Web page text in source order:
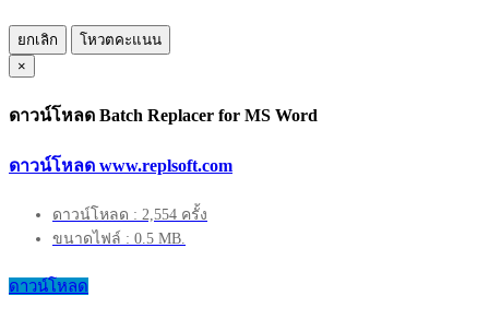
ยกเลิก
โหวตคะแนน
×
ดาวน์โหลด Batch Replacer for MS Word
ดาวน์โหลด www.replsoft.com
ดาวน์โหลด : 2,554 ครั้ง
ขนาดไฟล์ : 0.5 MB.
ดาวน์โหลด